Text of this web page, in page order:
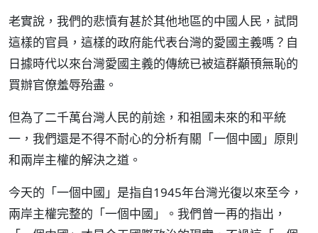
老實說，我們的悲憤有甚於其他地區的中國人民，試問
這樣的官員，這樣的政府能代表台灣的愛國主義嗎？自
日據時代以來台灣愛國主義的傳統已被這群顢頇無恥的
買辦官僚羞辱殆盡。
但為了二千萬台灣人民的前途，和祖國未來的和平統
一，我們還是不得不耐心的分析有關「一個中國」原則
和兩岸主權的解決之道。
今天的「一個中國」是指自1945年台灣光復以來至今，
兩岸主權完整的「一個中國」。我們曾一再的指出，